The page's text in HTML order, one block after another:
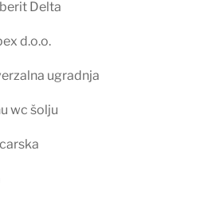
Delta
d.o.o.
ugradnja
wc šolju